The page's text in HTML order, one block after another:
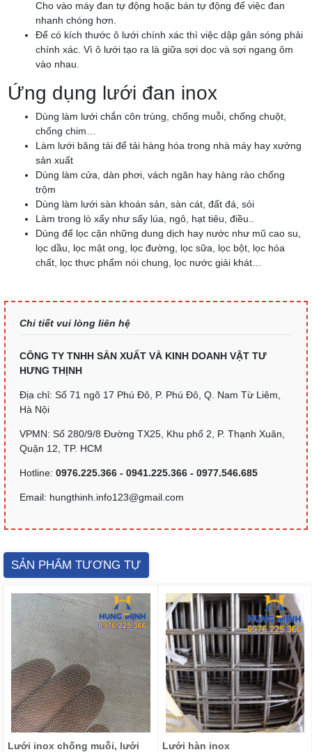
Cho vào máy đan tự động hoặc bán tự động để việc đan
nhanh chóng hơn.
Để có kích thước ô lưới chính xác thì việc dập gân sóng phải
chính xác. Vì ô lưới tạo ra là giữa sợi dọc và sợi ngang ôm
vào nhau.
Ứng dụng lưới đan inox
Dùng làm lưới chắn côn trùng, chống muỗi, chống chuột,
chống chim…
Làm lưới băng tải để tải hàng hóa trong nhà máy hay xưởng
sản xuất
Dùng làm cửa, dàn phơi, vách ngăn hay hàng rào chống
trộm
Dùng làm lưới sàn khoán sản, sàn cát, đất đá, sỏi
Làm trong lò xấy như sấy lúa, ngô, hạt tiêu, điều..
Dùng để lọc cặn những dung dịch hay nước như mũ cao su,
lọc dầu, lọc mật ong, lọc đường, lọc sữa, lọc bột, lọc hóa
chất, lọc thực phẩm nói chung, lọc nước giải khát…
Chi tiết vui lòng liên hệ
CÔNG TY TNHH SẢN XUẤT VÀ KINH DOANH VẬT TƯ
HƯNG THỊNH
Địa chỉ: Số 71 ngõ 17 Phú Đô, P. Phú Đô, Q. Nam Từ Liêm,
Hà Nội
VPMN: Số 280/9/8 Đường TX25, Khu phố 2, P. Thạnh Xuân,
Quận 12, TP. HCM
Hotline: 0976.225.366 - 0941.225.366 - 0977.546.685
Email: hungthinh.info123@gmail.com
SẢN PHẨM TƯƠNG TỰ
Lưới inox chống muỗi, lưới
Lưới hàn inox